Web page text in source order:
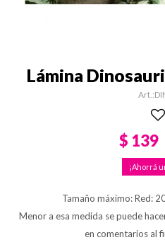
Lámina
$ 139
Tamaño máximo: Red:
Menor a esa medida se puede
en comentarios al